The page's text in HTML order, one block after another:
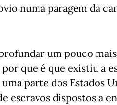
numa paragem da
um pouco
que é que existiu a
parte dos Estados
escravos dispostos a